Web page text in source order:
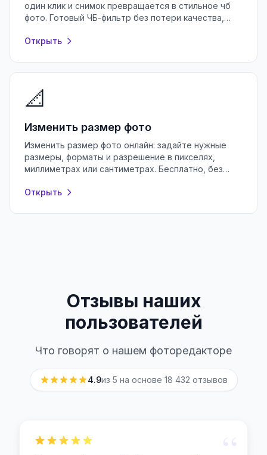
один клик и снимок превращается в стильное чб
фото. Готовый ЧБ-фильтр без потери качества,
Открыть
📐
Изменить размер фото
Изменить размер фото онлайн: задайте нужные
размеры, форматы и разрешение в пикселях,
миллиметрах или сантиметрах. Бесплатно, без
Открыть
Отзывы наших
пользователей
Что говорят о нашем фоторедакторе
4.9из 5 на основе 18 432 отзывов